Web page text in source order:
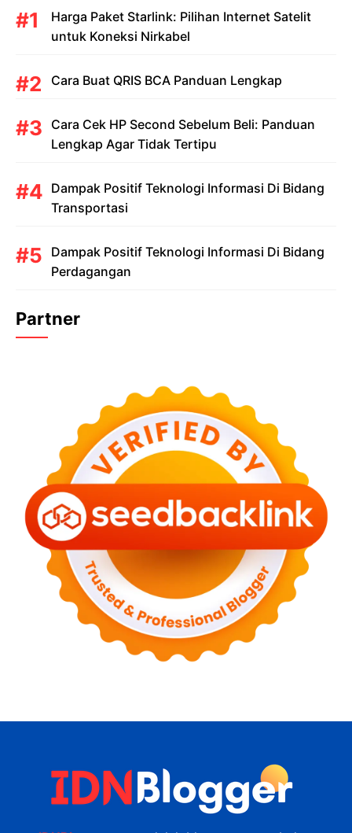
Harga Paket Starlink: Pilihan Internet Satelit
untuk Koneksi Nirkabel
Cara Buat QRIS BCA Panduan Lengkap
Cara Cek HP Second Sebelum Beli: Panduan
Lengkap Agar Tidak Tertipu
Dampak Positif Teknologi Informasi Di Bidang
Transportasi
Dampak Positif Teknologi Informasi Di Bidang
Perdagangan
Partner